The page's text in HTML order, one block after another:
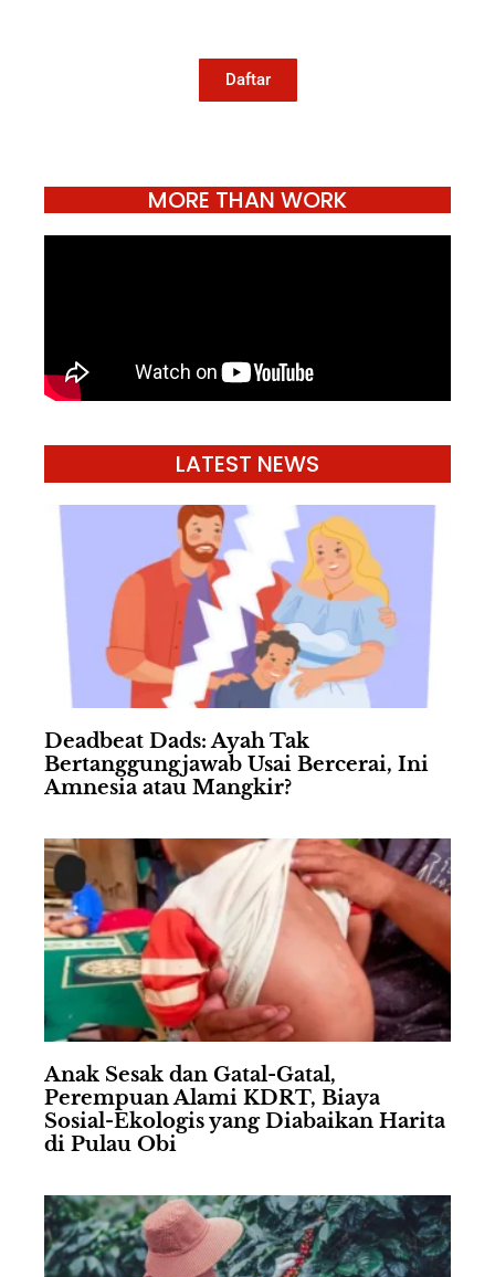
Daftar
MORE THAN WORK
LATEST NEWS
Deadbeat Dads: Ayah Tak
Bertanggungjawab Usai Bercerai, Ini
Amnesia atau Mangkir?
Anak Sesak dan Gatal-Gatal,
Perempuan Alami KDRT, Biaya
Sosial-Ekologis yang Diabaikan Harita
di Pulau Obi